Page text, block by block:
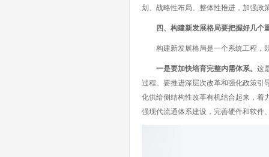
划、战略性布局、整体性推进，加强政
四、构建新发展格局要把握好几个
构建新发展格局是一个系统工程，既
一是要加快培育完整内需体系。 这
过程。要推进深层次改革和强化政策引
化供给侧结构性改革有机结合起来，着
强现代流通体系建设，完善硬件和软件